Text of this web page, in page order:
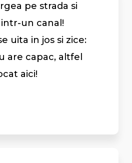
pe strada si
un canal!
uita in jos si zice:
are capac, altfel
aici!